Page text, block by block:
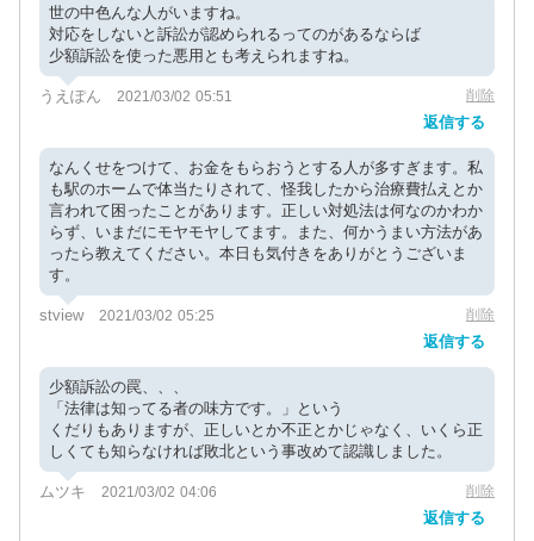
世の中色んな人がいますね。
対応をしないと訴訟が認められるってのがあるならば
少額訴訟を使った悪用とも考えられますね。
うえぽん 2021/03/02 05:51 削除
返信する
なんくせをつけて、お金をもらおうとする人が多すぎます。私
も駅のホームで体当たりされて、怪我したから治療費払えとか
言われて困ったことがあります。正しい対処法は何なのかわか
らず、いまだにモヤモヤしてます。また、何かうまい方法があ
ったら教えてください。本日も気付きをありがとうございま
す。
stview 2021/03/02 05:25 削除
返信する
少額訴訟の罠、、、
「法律は知ってる者の味方です。」という
くだりもありますが、正しいとか不正とかじゃなく、いくら正
しくても知らなければ敗北という事改めて認識しました。
ムツキ 2021/03/02 04:06 削除
返信する